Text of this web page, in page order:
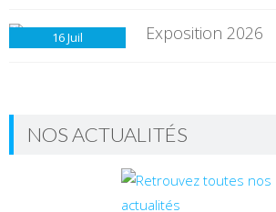
16Juil Exposition 2026
NOS ACTUALITÉS